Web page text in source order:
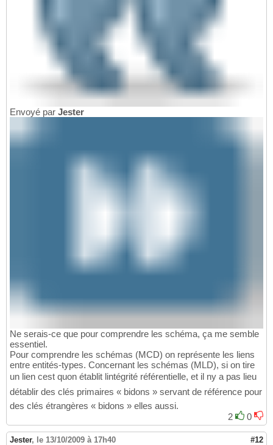
Envoyé par Jester
Ne serais-ce que pour comprendre les schéma, ça me semble
essentiel.
Pour comprendre les schémas (MCD) on représente les liens
entre entités-types. Concernant les schémas (MLD), si on tire
un lien cest quon établit lintégrité référentielle, et il ny a pas lieu
détablir des clés primaires « bidons » servant de référence pour
des clés étrangères « bidons » elles aussi.
2
0
Jester, le 13/10/2009 à 17h40 #12